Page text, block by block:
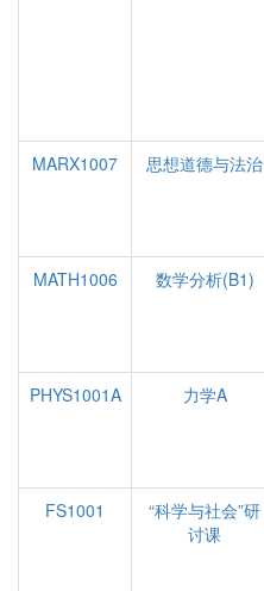
MARX1007
思想道德与法治
MATH1006
数学分析(B1)
PHYS1001A
力学A
FS1001
“科学与社会”研
讨课